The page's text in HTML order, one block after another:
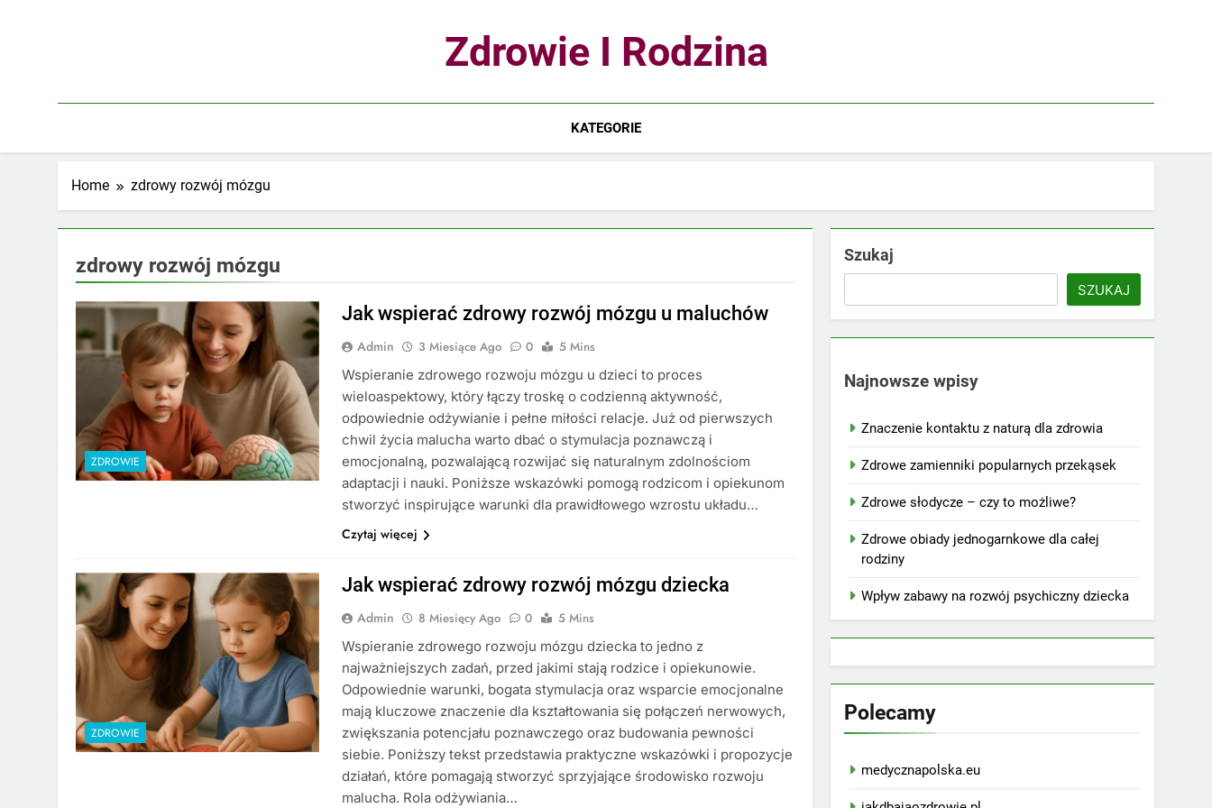
Zdrowie I Rodzina
KATEGORIE
Home zdrowy rozwój mózgu
zdrowy rozwój mózgu
ZDROWIE
Jak wspierać zdrowy rozwój mózgu u maluchów
Admin 3 Miesiące Ago 0
5 Mins
Wspieranie zdrowego rozwoju mózgu u dzieci to proces
wieloaspektowy, który łączy troskę o codzienną aktywność,
odpowiednie odżywianie i pełne miłości relacje. Już od pierwszych
chwil życia malucha warto dbać o stymulacja poznawczą i
emocjonalną, pozwalającą rozwijać się naturalnym zdolnościom
adaptacji i nauki. Poniższe wskazówki pomogą rodzicom i opiekunom
stworzyć inspirujące warunki dla prawidłowego wzrostu układu…
Czytaj więcej
ZDROWIE
Jak wspierać zdrowy rozwój mózgu dziecka
Admin 8 Miesięcy Ago 0
5 Mins
Wspieranie zdrowego rozwoju mózgu dziecka to jedno z
najważniejszych zadań, przed jakimi stają rodzice i opiekunowie.
Odpowiednie warunki, bogata stymulacja oraz wsparcie emocjonalne
mają kluczowe znaczenie dla kształtowania się połączeń nerwowych,
zwiększania potencjału poznawczego oraz budowania pewności
siebie. Poniższy tekst przedstawia praktyczne wskazówki i propozycje
działań, które pomagają stworzyć sprzyjające środowisko rozwoju
malucha. Rola odżywiania…
Szukaj
SZUKAJ
Najnowsze wpisy
Znaczenie kontaktu z naturą dla zdrowia
Zdrowe zamienniki popularnych przekąsek
Zdrowe słodycze – czy to możliwe?
Zdrowe obiady jednogarnkowe dla całej
rodziny
Wpływ zabawy na rozwój psychiczny dziecka
Polecamy
medycznapolska.eu